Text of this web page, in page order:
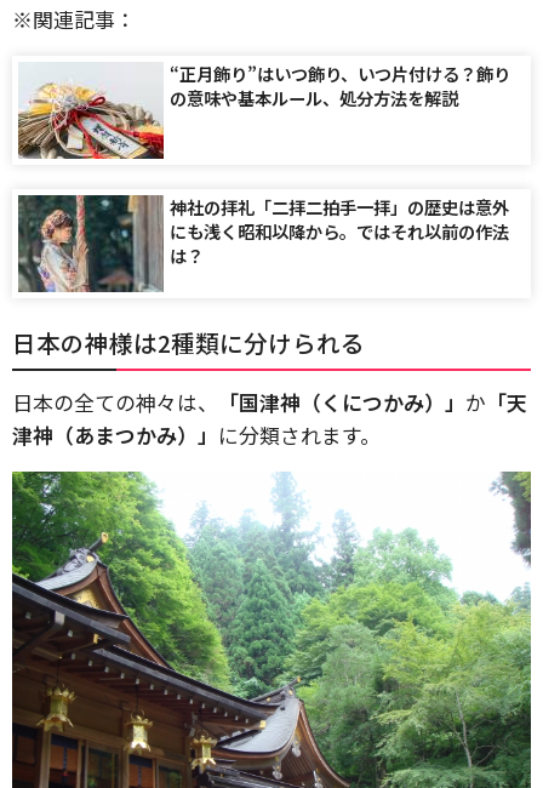
※関連記事：
“正月飾り”はいつ飾り、いつ片付ける？飾り
の意味や基本ルール、処分方法を解説
神社の拝礼「二拝二拍手一拝」の歴史は意外
にも浅く昭和以降から。ではそれ以前の作法
は？
日本の神様は2種類に分けられる
日本の全ての神々は、 「国津神（くにつかみ）」 か 「天
津神（あまつかみ）」 に分類されます。